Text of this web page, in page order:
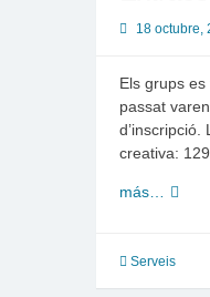
18 octubre,
Els grups
passat
d’inscripció.
creativa:
más…
de
Serveis